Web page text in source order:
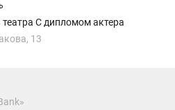
Требуется руководитель театра С дипломом актера
13